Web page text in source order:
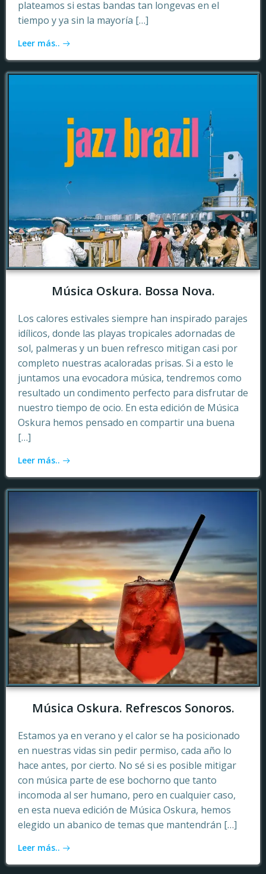
plateamos si estas bandas tan longevas en el
tiempo y ya sin la mayoría […]
Leer más..
Música Oskura. Bossa Nova.
Los calores estivales siempre han inspirado parajes
idílicos, donde las playas tropicales adornadas de
sol, palmeras y un buen refresco mitigan casi por
completo nuestras acaloradas prisas. Si a esto le
juntamos una evocadora música, tendremos como
resultado un condimento perfecto para disfrutar de
nuestro tiempo de ocio. En esta edición de Música
Oskura hemos pensado en compartir una buena
[…]
Leer más..
Música Oskura. Refrescos Sonoros.
Estamos ya en verano y el calor se ha posicionado
en nuestras vidas sin pedir permiso, cada año lo
hace antes, por cierto. No sé si es posible mitigar
con música parte de ese bochorno que tanto
incomoda al ser humano, pero en cualquier caso,
en esta nueva edición de Música Oskura, hemos
elegido un abanico de temas que mantendrán […]
Leer más..